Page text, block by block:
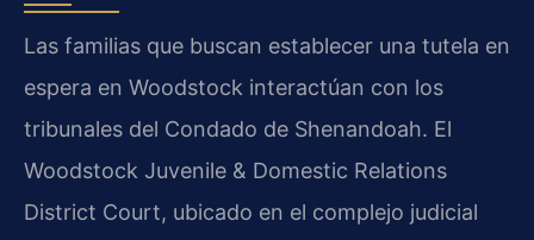
Las familias que buscan establecer una tutela en
espera en Woodstock interactúan con los
tribunales del Condado de Shenandoah. El
Woodstock Juvenile & Domestic Relations
District Court, ubicado en el complejo judicial